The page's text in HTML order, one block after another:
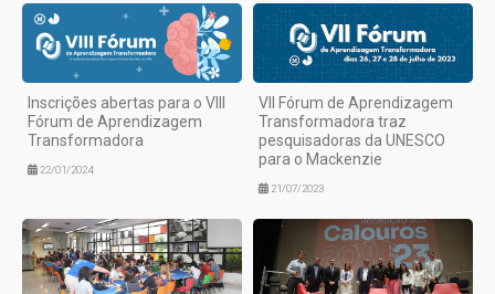
Inscrições abertas para o VIII
Fórum de Aprendizagem
Transformadora
22/01/2024
VII Fórum de Aprendizagem
Transformadora traz
pesquisadoras da UNESCO
para o Mackenzie
21/07/2023